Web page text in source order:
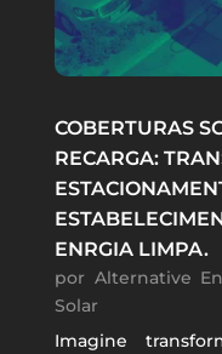
COBERTURAS
RECARGA:
ENRGIA LIMPA.
por Alternative
Solar
Imagine